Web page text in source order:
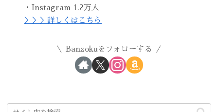
・Instagram 1.2万人
＞＞＞詳しくはこちら
Banzokuをフォローする